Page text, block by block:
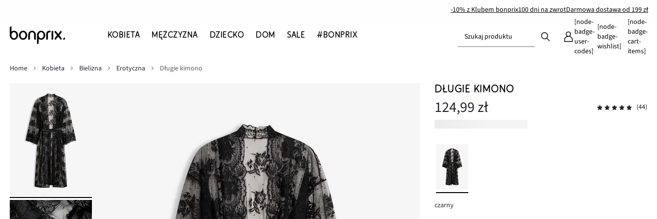
-10% z Klubem bonprix100 dni na zwrotDarmowa dostawa od 199 zł
KOBIETA MĘŻCZYZNA DZIECKO DOM SALE #BONPRIX Szukaj produktu
[node-
badge-
user-
codes]
[node-
badge-
wishlist]
[node-
badge-
cart-
items]
Home
Kobieta Bielizna Erotyczna Długie kimono
DŁUGIE KIMONO
124,99 zł (44)
czarny